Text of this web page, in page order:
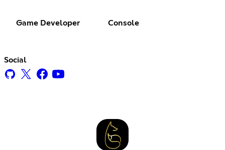
Game Developer Console
Social